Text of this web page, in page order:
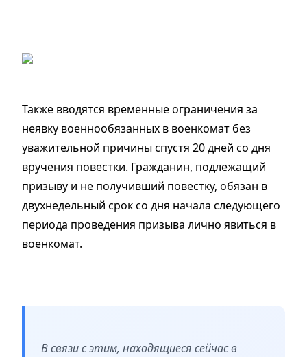
Также вводятся временные ограничения за
неявку военнообязанных в военкомат без
уважительной причины спустя 20 дней со дня
вручения повестки. Гражданин, подлежащий
призыву и не получивший повестку, обязан в
двухнедельный срок со дня начала следующего
периода проведения призыва лично явиться в
военкомат.
В связи с этим, находящиеся сейчас в